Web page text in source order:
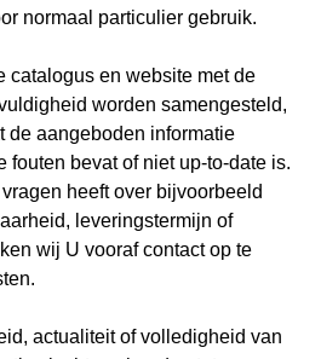
normaal particulier gebruik.
catalogus en website met de
worden samengesteld,
de aangeboden informatie
fouten bevat of niet up-to-date is.
heeft over bijvoorbeeld
leveringstermijn of
wij U vooraf contact op te
actualiteit of volledigheid van